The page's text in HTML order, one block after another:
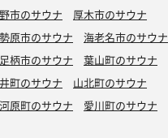
市のサウナ
厚木市のサウナ
原市のサウナ
海老名市のサウナ
柄市のサウナ
葉山町のサウナ
町のサウナ
山北町のサウナ
原町のサウナ
愛川町のサウナ